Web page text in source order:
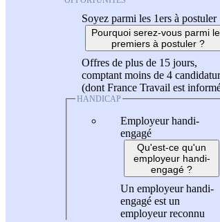
Soyez parmi les 1ers à postuler
Pourquoi serez-vous parmi
premiers à postuler ?
Offres de plus de 15 jours,
comptant moins de 4
(dont France Travail est
HANDICAP
Employeur handi-
engagé
Qu'est-ce qu'un
employeur handi-
engagé ?
Un employeur handi-
engagé est un
employeur reconnu